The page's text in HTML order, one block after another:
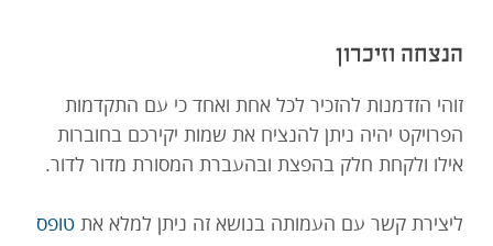
הנצחה וזיכרון
זוהי הזדמנות להזכיר לכל אחת ואחד כי עם התקדמות
הפרויקט יהיה ניתן להנציח את שמות יקירכם בחוברות
אילו ולקחת חלק בהפצת ובהעברת המסורת מדור לדור.
ליצירת קשר עם העמותה בנושא זה ניתן למלא את טופס